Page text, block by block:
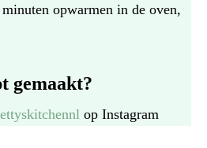
opwarmen in de oven,
gemaakt?
op Instagram